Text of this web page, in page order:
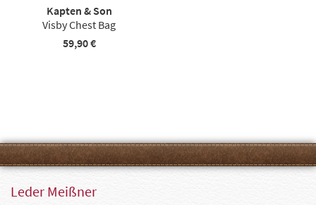
Kapten & Son
Visby Chest Bag
59,90 €
Leder Meißner